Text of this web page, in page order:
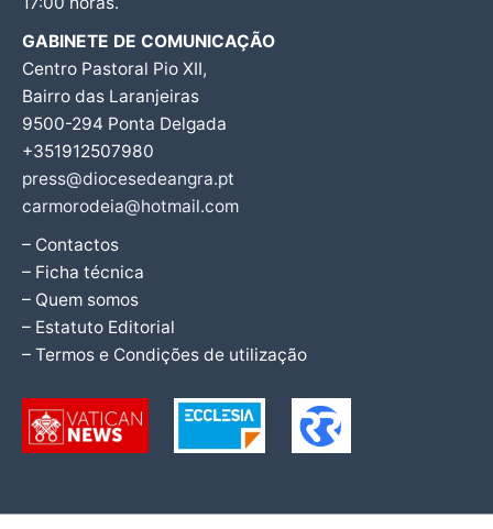
GABINETE DE COMUNICAÇÃO
Centro Pastoral Pio XII,
Bairro das Laranjeiras
9500-294 Ponta Delgada
+351912507980
press@diocesedeangra.pt
carmorodeia@hotmail.com
– Contactos
– Ficha técnica
– Quem somos
– Estatuto Editorial
– Termos e Condições de utilização